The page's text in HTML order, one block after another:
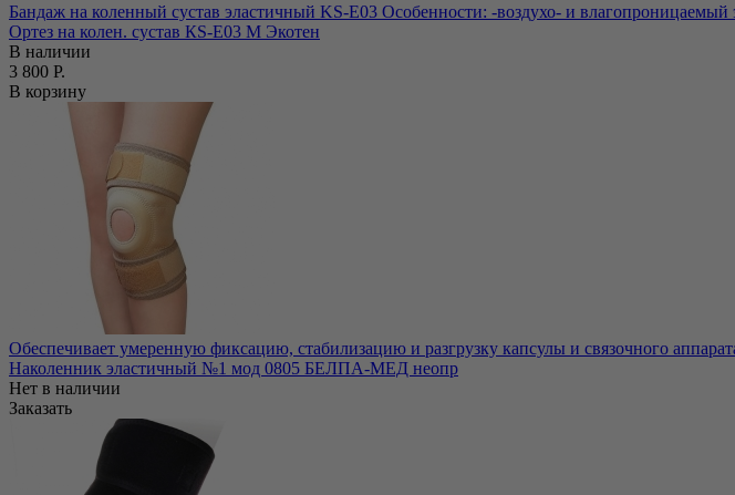
Бандаж на коленный сустав эластичный KS-E03 Особенности: -воздухо- и влагопроницаемый
Ортез на колен. сустав КS-E03 M Экотен
В наличии
3 800 Р.
В корзину
Обеспечивает умеренную фиксацию, стабилизацию и разгрузку капсулы и связочного
Наколенник эластичный №1 мод 0805 БЕЛПА-МЕД неопр
Нет в наличии
Заказать